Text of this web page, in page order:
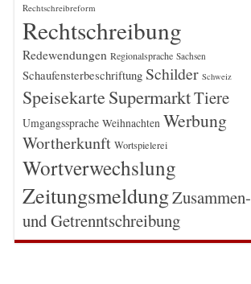
Rechtschreibreform
Rechtschreibung
Redewendungen Regionalsprache Sachsen
Schaufensterbeschriftung Schilder Schweiz
Speisekarte SupermarktTiere
Umgangssprache Weihnachten Werbung
Wortherkunft Wortspielerei
Wortverwechslung
ZeitungsmeldungZusammen-
und Getrenntschreibung